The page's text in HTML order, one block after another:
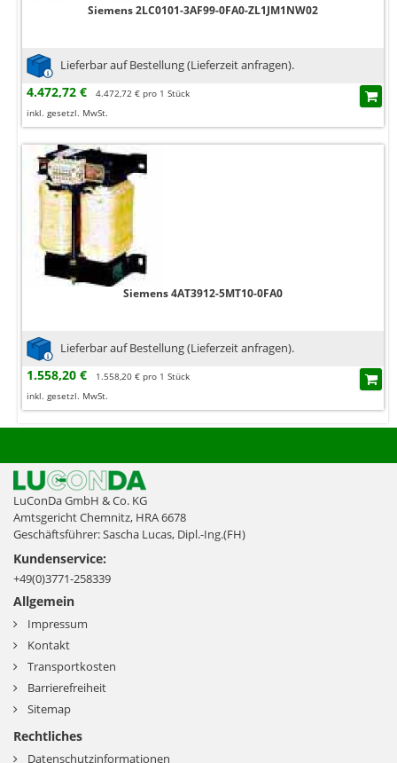
Siemens 2LC0101-3AF99-0FA0-ZL1JM1NW02
Lieferbar auf Bestellung (Lieferzeit anfragen).
4.472,72 €
4.472,72 € pro 1 Stück
inkl. gesetzl. MwSt.
Siemens 4AT3912-5MT10-0FA0
Lieferbar auf Bestellung (Lieferzeit anfragen).
1.558,20 €
1.558,20 € pro 1 Stück
inkl. gesetzl. MwSt.
LuConDa GmbH & Co. KG
Amtsgericht Chemnitz, HRA 6678
Geschäftsführer: Sascha Lucas, Dipl.-Ing.(FH)
Kundenservice:
+49(0)3771-258339
Allgemein
Impressum
Kontakt
Transportkosten
Barrierefreiheit
Sitemap
Rechtliches
Datenschutzinformationen